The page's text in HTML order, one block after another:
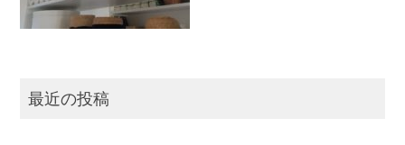
最近の投稿